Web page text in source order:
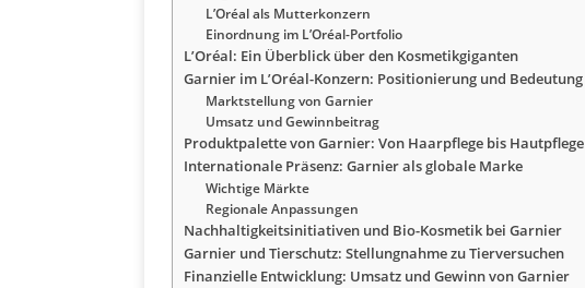
L’Oréal als Mutterkonzern
Einordnung im L’Oréal-Portfolio
L’Oréal: Ein Überblick über den Kosmetikgiganten
Garnier im L’Oréal-Konzern: Positionierung und Bedeutung
Marktstellung von Garnier
Umsatz und Gewinnbeitrag
Produktpalette von Garnier: Von Haarpflege bis Hautpflege
Internationale Präsenz: Garnier als globale Marke
Wichtige Märkte
Regionale Anpassungen
Nachhaltigkeitsinitiativen und Bio-Kosmetik bei Garnier
Garnier und Tierschutz: Stellungnahme zu Tierversuchen
Finanzielle Entwicklung: Umsatz und Gewinn von Garnier